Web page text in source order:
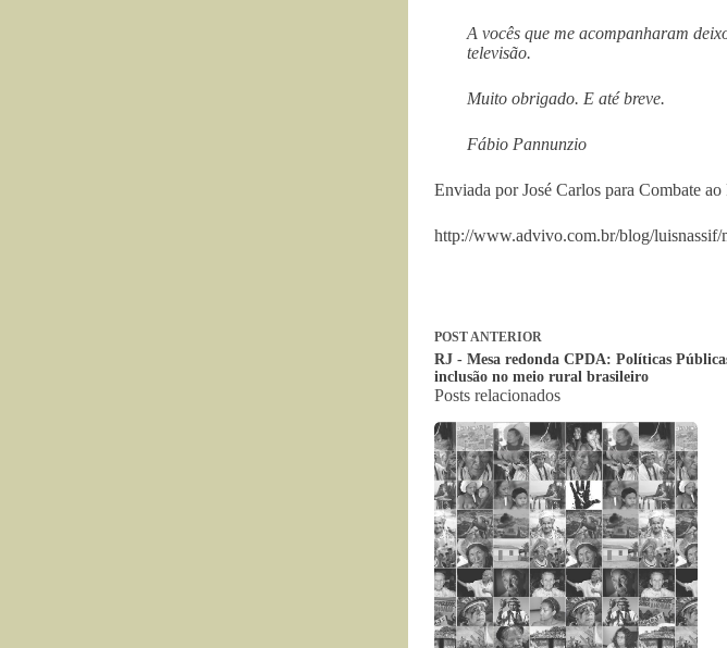
A vocês que me acompanharam
televisão.
Muito obrigado. E até breve.
Fábio Pannunzio
Enviada por José Carlos para Combate
http://www.advivo.com.br/blog/luisnassif/
POSTANTERIOR
RJ - Mesa redonda CPDA: Políticas
inclusão no meio rural brasileiro
Posts relacionados